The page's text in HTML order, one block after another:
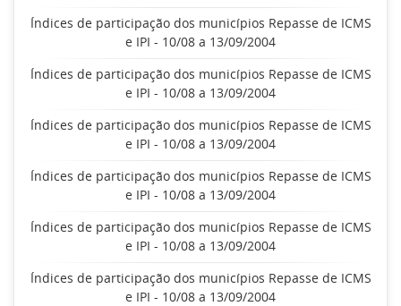
Índices de participação dos municípios Repasse de ICMS
e IPI - 10/08 a 13/09/2004
Índices de participação dos municípios Repasse de ICMS
e IPI - 10/08 a 13/09/2004
Índices de participação dos municípios Repasse de ICMS
e IPI - 10/08 a 13/09/2004
Índices de participação dos municípios Repasse de ICMS
e IPI - 10/08 a 13/09/2004
Índices de participação dos municípios Repasse de ICMS
e IPI - 10/08 a 13/09/2004
Índices de participação dos municípios Repasse de ICMS
e IPI - 10/08 a 13/09/2004